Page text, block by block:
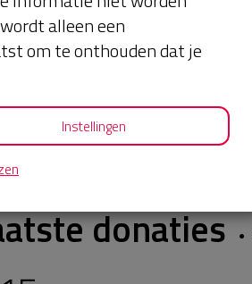
donaties
alleen een
om te onthouden dat je
Instellingen